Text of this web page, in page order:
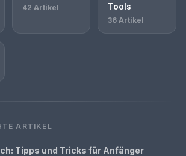
42 Artikel
Tools
36 Artikel
ARTIKEL
Tipps und Tricks für Anfänger